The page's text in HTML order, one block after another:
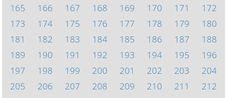
165
166 167 168 169 170 171
172
173
174 175 176 177 178 179
180
181
182 183 184 185 186 187
188
189
190 191 192 193 194 195
196
197
198 199 200 201 202 203
204
205
206 207 208 209 210 211
212